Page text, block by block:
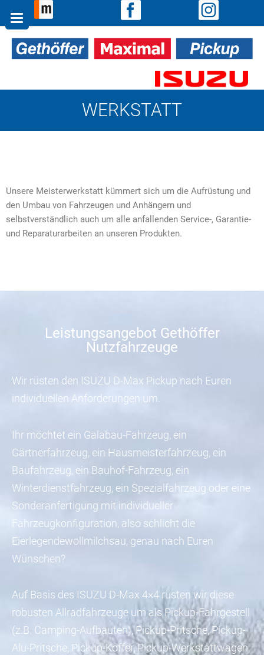
Inhalt
WERKSTATT
Unsere Meisterwerkstatt kümmert sich um die Aufrüstung und
den Umbau von Fahrzeugen und Anhängern und
selbstverständlich auch um alle anfallenden Service-, Garantie-
und Reparaturarbeiten an unseren Produkten.
Leistungsangebot Gethöffer
Nutzfahrzeuge
Wir rüsten den ISUZU D-Max Pickup nach Euren
individuellen Anforderungen um.
Ihr möchtet ein Galabau-Fahrzeug, ein
Gärtnerfahrzeug, ein Hausmeisterfahrzeug, ein
Baufahrzeug, ein Bauhof-Fahrzeug, ein
Winterdienstfahrzeug, ein Spezialfahrzeug oder eine
Sonderanfertigung mit individueller
Fahrzeugkonfiguration, also schlicht die
Eierlegendewollmilchsau, genau nach Euren
Wünschen?
Auf Basis des ISUZU D-Max 4×4 rüsten wir diese
robusten Allradfahrzeuge um als Pickup-Fahrgestell
(z.B. Camping-Aufbauten), Pickup-Pritsche, Pickup-
Alu-Pritsche, Pickup-Koffer, Pickup-Werkstattwagen,